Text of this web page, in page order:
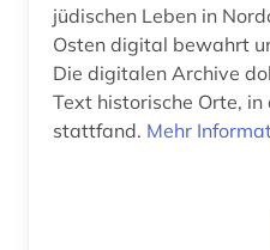
jüdischen Leben in
Osten digital bewahrt
Die digitalen Archive
Text historische Orte,
stattfand. Mehr